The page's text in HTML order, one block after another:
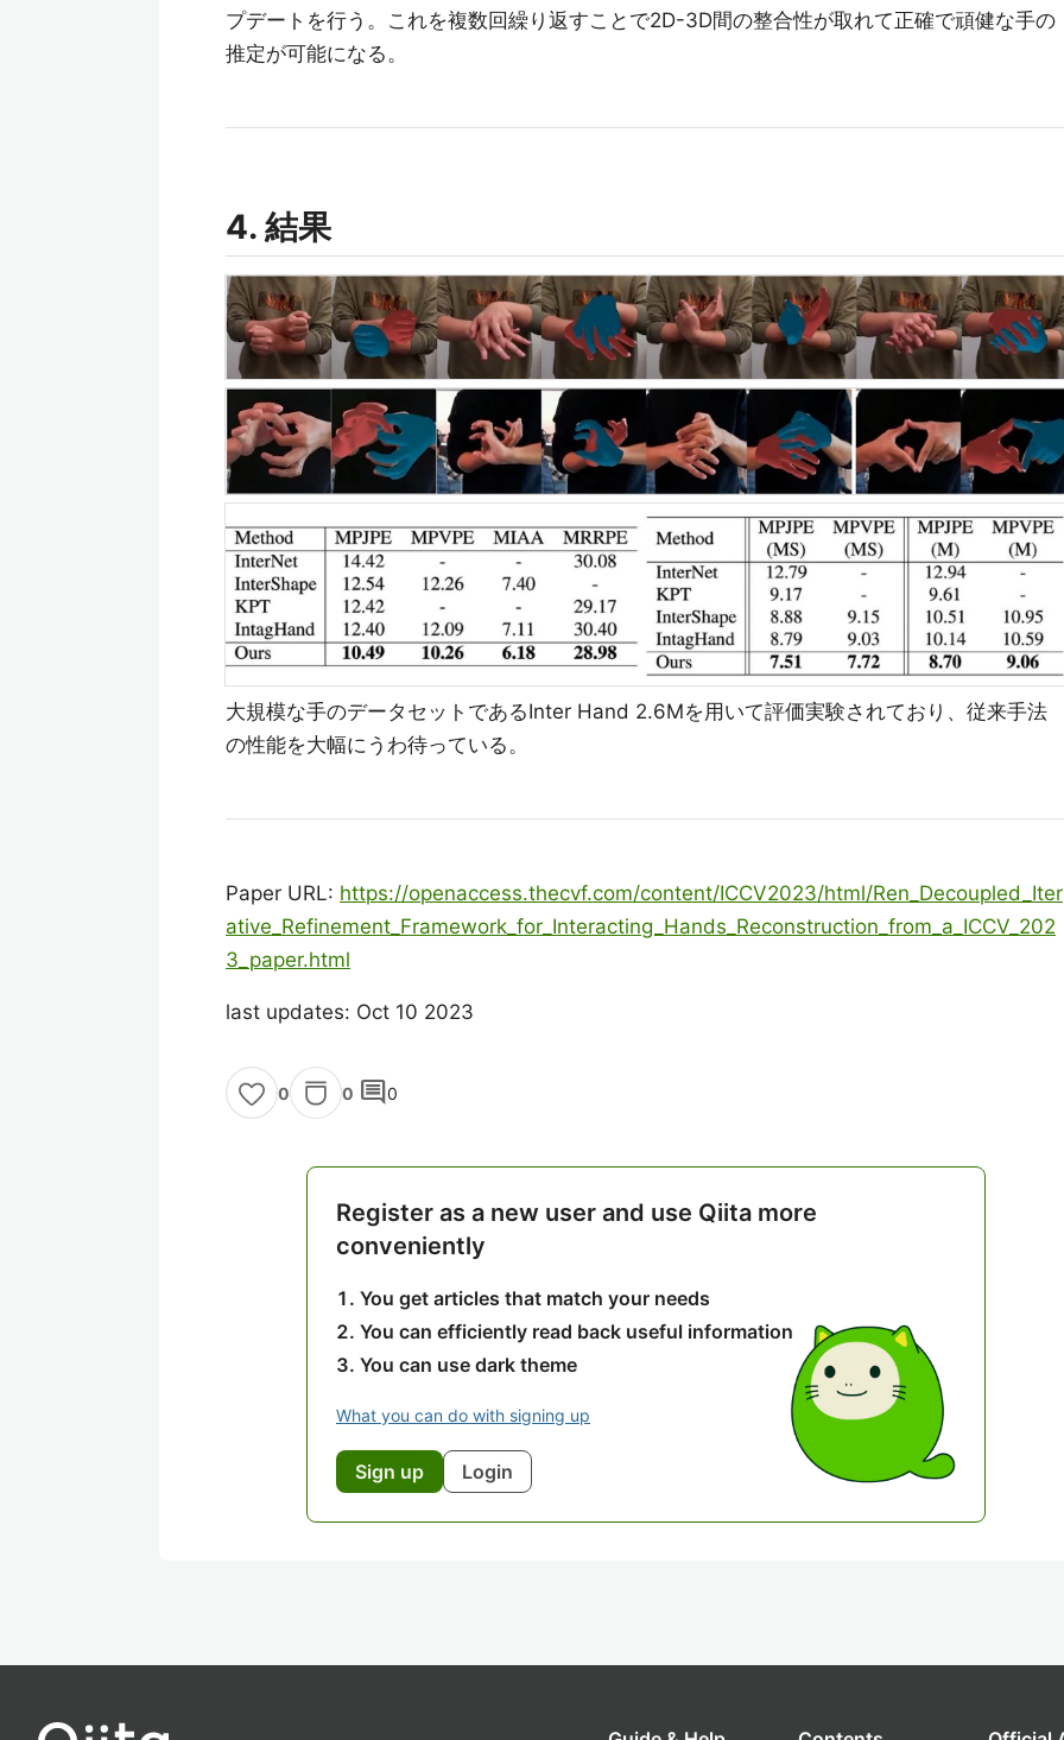
プデートを行う。これを複数回繰り返すことで2D-3D間の整合性が取れて正確で頑健な手の
推定が可能になる。
4. 結果
大規模な手のデータセットであるInter Hand 2.6Mを用いて評価実験されており、従来手法
の性能を大幅にうわ待っている。
Paper URL: https://openaccess.thecvf.com/content/ICCV2023/html/Ren_Decoupled_Iter
ative_Refinement_Framework_for_Interacting_Hands_Reconstruction_from_a_ICCV_202
3_paper.html
last updates: Oct 10 2023
0 0 comment0
Register as a new user and use Qiita more
conveniently
You get articles that match your needs
You can efficiently read back useful information
You can use dark theme
What you can do with signing up
Sign up Login